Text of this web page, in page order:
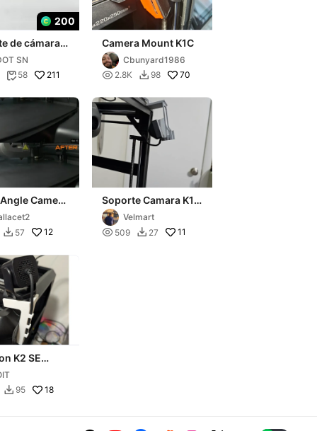
200
de cámara
/ K1C
SN
 58 211
Camera Mount K1C
Cbunyard1986
 2.8K  98 70
Camera
for Creality
 57 12
Soporte Camara K1
se
Velmart
 509  27 11
K2 SE
SE too)
 95 18